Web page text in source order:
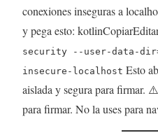
conexiones inseguras a
y pega esto:
security --user-data-
insecure-localhost Esto
aislada y segura para firmar.
para firmar. No la uses para